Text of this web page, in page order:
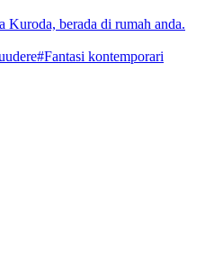
Kuroda, berada di rumah anda.
#Fantasi kontemporari